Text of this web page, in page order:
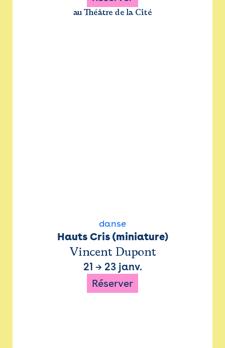
au Théâtre de la Cité
danse
Hauts Cris (miniature)
Vincent Dupont
21 → 23 janv.
Réserver